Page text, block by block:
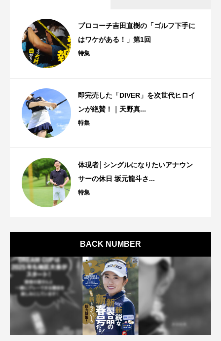
プロコーチ吉田直樹の「ゴルフ下手に
はワケがある！」第1回
特集
即完売した「DIVER」を次世代ヒロイ
ンが絶賛！｜天野真...
特集
体現者│シングルになりたいアナウン
サーの休日 坂元龍斗さ...
特集
BACK NUMBER